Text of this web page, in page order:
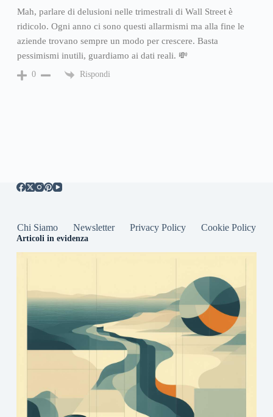
Mah, parlare di delusioni nelle trimestrali di Wall Street è
ridicolo. Ogni anno ci sono questi allarmismi ma alla fine le
aziende trovano sempre un modo per crescere. Basta
pessimismi inutili, guardiamo ai dati reali. 💸
0 Rispondi
Chi Siamo Newsletter Privacy Policy Cookie Policy
Articoli in evidenza